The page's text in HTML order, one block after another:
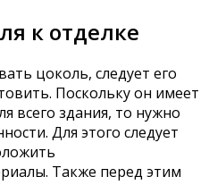
к отделке
цоколь, следует его
Поскольку он имеет
всего здания, то нужно
Для этого следует
Также перед этим